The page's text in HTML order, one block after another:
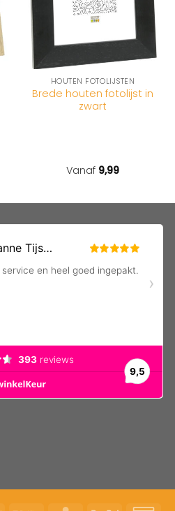
HOUTEN FOTOLIJSTEN
Brede houten fotolijst in
zwart
Vanaf 9,99